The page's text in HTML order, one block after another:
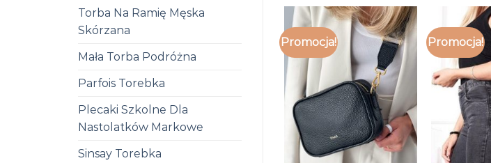
Torba Na Ramię Męska
Skórzana
Mała Torba Podróżna
Parfois Torebka
Plecaki Szkolne Dla
Nastolatków Markowe
Sinsay Torebka
Promocja! Promocja!